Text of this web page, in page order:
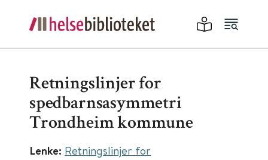
Retningslinjer for
spedbarnsasymmetri
Trondheim kommune
Lenke: Retningslinjer for